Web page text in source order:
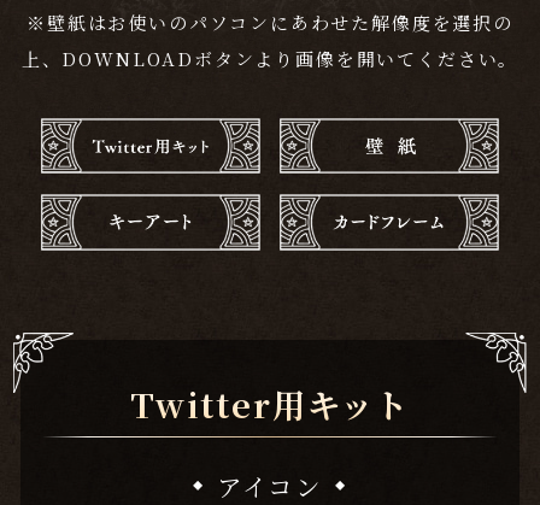
※壁紙はお使いのパソコンにあわせた解像度を選択の
上、DOWNLOADボタンより画像を開いてください。
Twitter用キット
アイコン